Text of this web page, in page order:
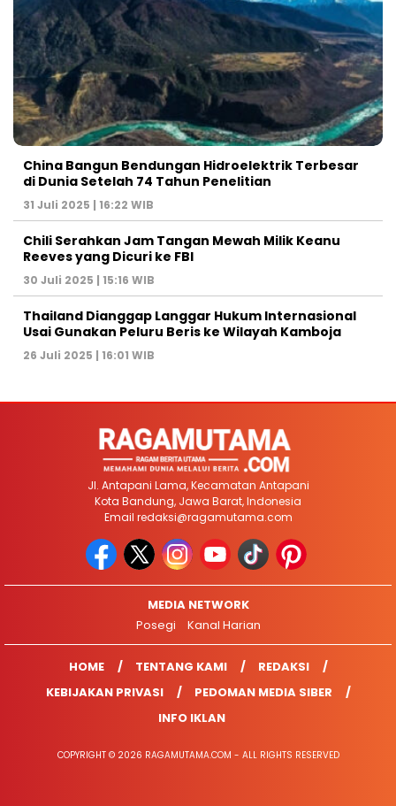
China Bangun Bendungan Hidroelektrik Terbesar
di Dunia Setelah 74 Tahun Penelitian
31 Juli 2025 | 16:22 WIB
Chili Serahkan Jam Tangan Mewah Milik Keanu
Reeves yang Dicuri ke FBI
30 Juli 2025 | 15:16 WIB
Thailand Dianggap Langgar Hukum Internasional
Usai Gunakan Peluru Beris ke Wilayah Kamboja
26 Juli 2025 | 16:01 WIB
Jl. Antapani Lama, Kecamatan Antapani
Kota Bandung, Jawa Barat, Indonesia
Email redaksi@ragamutama.com
MEDIA NETWORK
Posegi
Kanal Harian
HOME TENTANG KAMI
REDAKSI
KEBIJAKAN PRIVASI
PEDOMAN MEDIA SIBER
INFO IKLAN
COPYRIGHT © 2026 RAGAMUTAMA.COM - ALL RIGHTS RESERVED